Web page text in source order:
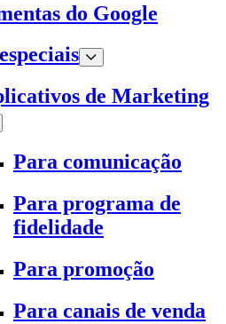
do Google
de Marketing
Para comunicação
Para programa de
fidelidade
Para promoção
Para canais de venda